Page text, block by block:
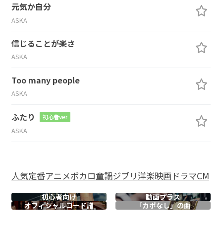
元気か自分
ASKA
信じることが楽さ
ASKA
Too many people
ASKA
ふたり 初心者ver
ASKA
人気定番アニメボカロ童謡ジブリ洋楽映画ドラマCM
初心者向け
動画プラス
オフィシャルコード譜 「カポなし」の曲